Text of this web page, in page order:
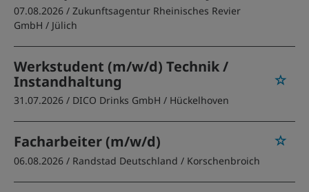
07.08.2026 / Zukunftsagentur Rheinisches Revier
GmbH / Jülich
Werkstudent (m/w/d) Technik /
Instandhaltung
31.07.2026 / DICO Drinks GmbH / Hückelhoven
Facharbeiter (m/w/d)
06.08.2026 / Randstad Deutschland / Korschenbroich